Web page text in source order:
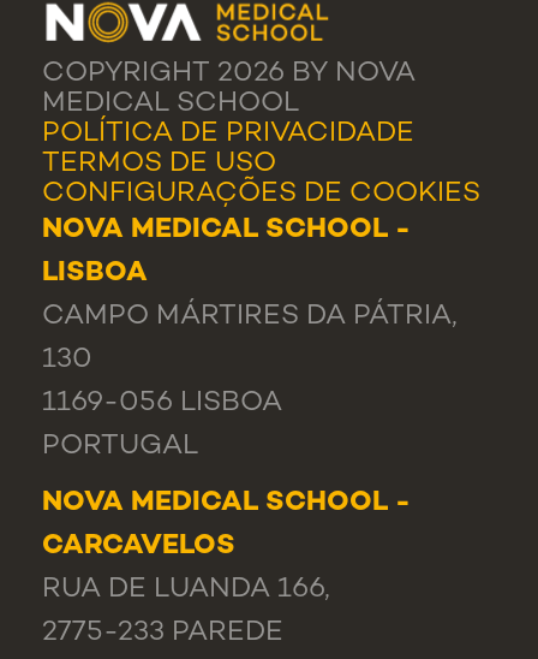
COPYRIGHT 2026 BY NOVA
MEDICAL SCHOOL
POLÍTICA DE PRIVACIDADE
TERMOS DE USO
CONFIGURAÇÕES DE COOKIES
NOVA MEDICAL SCHOOL -
LISBOA
CAMPO MÁRTIRES DA PÁTRIA,
130
1169-056 LISBOA
PORTUGAL
NOVA MEDICAL SCHOOL -
CARCAVELOS
RUA DE LUANDA 166,
2775-233 PAREDE